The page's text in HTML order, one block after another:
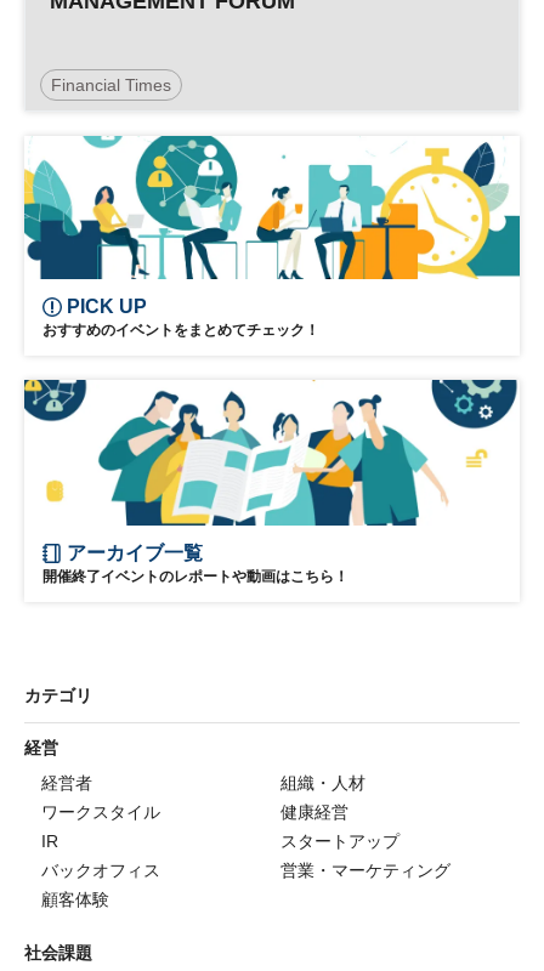
Financial Times
NIKKEI GLOBAL MANAGEMENTFORUM
PICK UP
おすすめのイベントをまとめてチェック！
アーカイブ一覧
開催終了イベントのレポートや動画はこちら！
カテゴリ
経営
経営者
組織・人材
ワークスタイル
健康経営
IR
スタートアップ
バックオフィス
営業・マーケティング
顧客体験
社会課題